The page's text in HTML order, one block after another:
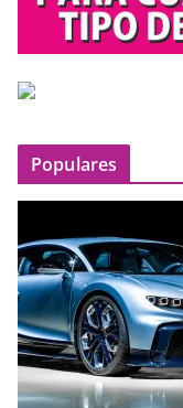
Populares